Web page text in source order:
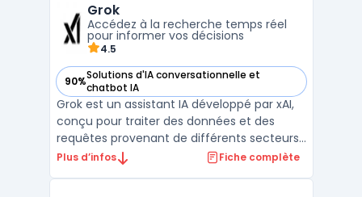
leurs clients dans plusieurs langues, grâce à
une com ...
Grok
Accédez à la recherche temps réel
pour informer vos décisions
4.5
90%Solutions d'IA conversationnelle et
chatbot IA
— voir Grok dans cette catégorie
Grok est un assistant IA développé par xAI,
conçu pour traiter des données et des
requêtes provenant de différents secteurs,
notamment les professionnels souhaitant
Plus d’infos Fiche complète